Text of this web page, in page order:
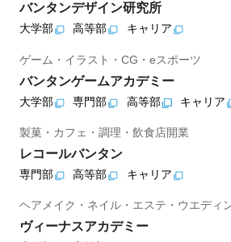
バンタンデザイン研究所
大学部 高等部 キャリア
ゲーム・イラスト・CG・eスポーツ
バンタンゲームアカデミー
大学部 専門部 高等部 キャリア
製菓・カフェ・調理・飲食店開業
レコールバンタン
専門部 高等部 キャリア
ヘアメイク・ネイル・エステ・ウエディ
ヴィーナスアカデミー